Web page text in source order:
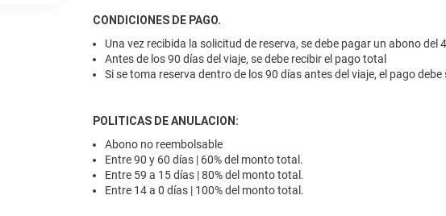
CONDICIONES DE PAGO.
Una vez recibida la solicitud de reserva, se debe pagar un abono del
Antes de los 90 días del viaje, se debe recibir el pago total
Si se toma reserva dentro de los 90 días antes del viaje, el pago debe
POLITICAS DE ANULACION:
Abono no reembolsable
Entre 90 y 60 días | 60% del monto total.
Entre 59 a 15 días | 80% del monto total.
Entre 14 a 0 días | 100% del monto total.